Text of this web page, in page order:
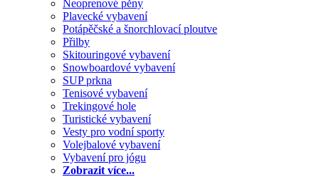
Neoprenové pěny
Plavecké vybavení
Potápěčské a šnorchlovací ploutve
Přilby
Skitouringové vybavení
Snowboardové vybavení
SUP prkna
Tenisové vybavení
Trekingové hole
Turistické vybavení
Vesty pro vodní sporty
Volejbalové vybavení
Vybavení pro jógu
Zobrazit více...